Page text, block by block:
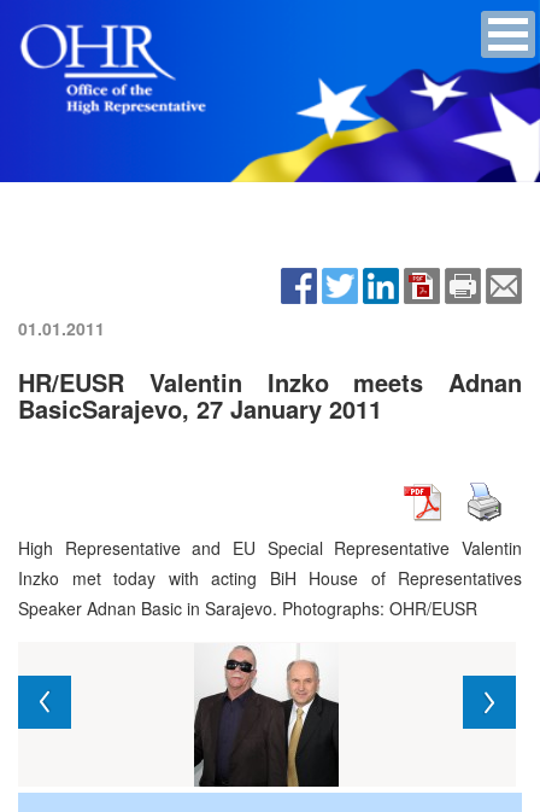
01.01.2011
HR/EUSR Valentin Inzko meets Adnan
BasicSarajevo, 27 January 2011
High Representative and EU Special Representative Valentin
Inzko met today with acting BiH House of Representatives
Speaker Adnan Basic in Sarajevo. Photographs: OHR/EUSR